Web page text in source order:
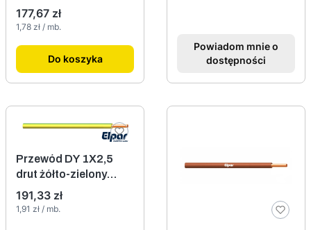
750V Elpar
Cena
177,67 zł
Cena jednostkowa
1,78 zł / mb.
Do koszyka
Powiadom mnie o
dostępności
Przewód DY 1X2,5
drut żółto-zielony
100mb ELPAR
Cena
191,33 zł
Cena jednostkowa
1,91 zł / mb.